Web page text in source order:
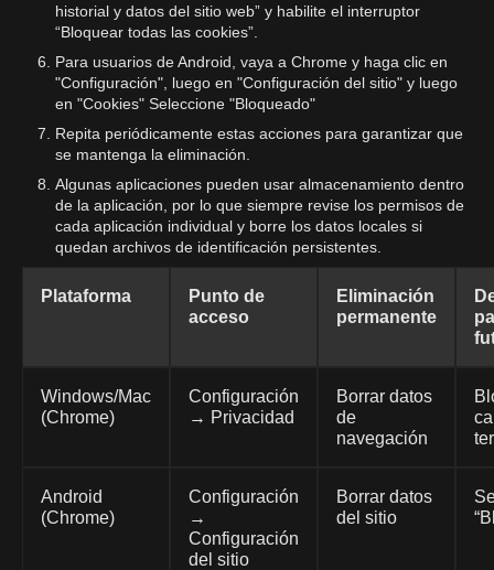
historial y datos del sitio web” y habilite el interruptor
“Bloquear todas las cookies”.
Para usuarios de Android, vaya a Chrome y haga clic en
"Configuración", luego en "Configuración del sitio" y luego
en "Cookies" Seleccione "Bloqueado"
Repita periódicamente estas acciones para garantizar que
se mantenga la eliminación.
Algunas aplicaciones pueden usar almacenamiento dentro
de la aplicación, por lo que siempre revise los permisos de
cada aplicación individual y borre los datos locales si
quedan archivos de identificación persistentes.
Plataforma
Punto de
acceso
Eliminación
permanente
Windows/Mac
(Chrome)
Configuración
→ Privacidad
Borrar datos
de
navegación
Android
(Chrome)
Configuración
→
Configuración
del sitio
Borrar datos
del sitio